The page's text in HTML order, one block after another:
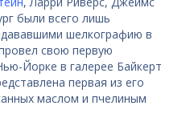
были всего лишь
шелкографию в
свою первую
Йорке в галерее Байкерт
​​первая из его
маслом и пчелиным